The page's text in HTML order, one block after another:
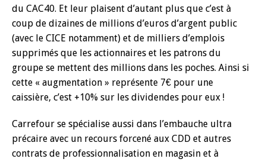
du CAC40. Et leur plaisent d’autant plus que c’est à
coup de dizaines de millions d’euros d’argent public
(avec le CICE notamment) et de milliers d’emplois
supprimés que les actionnaires et les patrons du
groupe se mettent des millions dans les poches. Ainsi si
cette « augmentation » représente 7€ pour une
caissière, c’est +10% sur les dividendes pour eux !
Carrefour se spécialise aussi dans l’embauche ultra
précaire avec un recours forcené aux CDD et autres
contrats de professionnalisation en magasin et à